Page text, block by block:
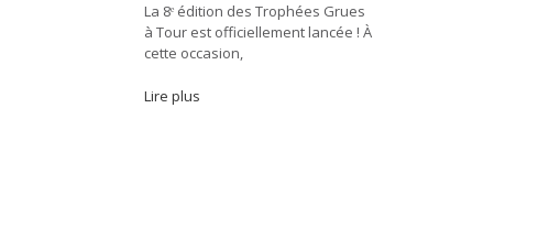
La 8ᵉ édition des Trophées Grues
à Tour est officiellement lancée ! À
cette occasion,
Lire plus